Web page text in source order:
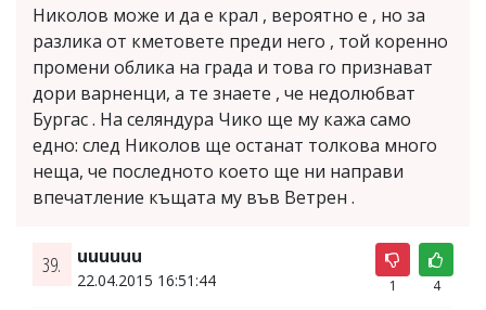
Николов може и да е крал , вероятно е , но за
разлика от кметовете преди него , той коренно
промени облика на града и това го признават
дори варненци, а те знаете , че недолюбват
Бургас . На селяндура Чико ще му кажа само
едно: след Николов ще останат толкова много
неща, че последното което ще ни направи
впечатление къщата му във Ветрен .
39. uuuuuu
22.04.2015 16:51:44 1 4